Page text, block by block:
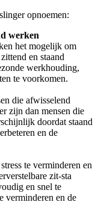
opnoemen:
werken
het mogelijk om
en staand
werkhouding,
te voorkomen.
die afwisselend
zijn dan mensen die
doordat staand
en de
te verminderen en
zit-sta
en snel te
verminderen en de